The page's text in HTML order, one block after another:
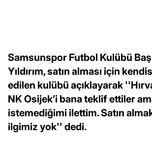
Samsunspor Futbol Kulübü
Yıldırım, satın alması için
edilen kulübü açıklayarak
NK Osijek’i bana teklif ettiler
istemediğimi ilettim. Satın
ilgimiz yok'' dedi.